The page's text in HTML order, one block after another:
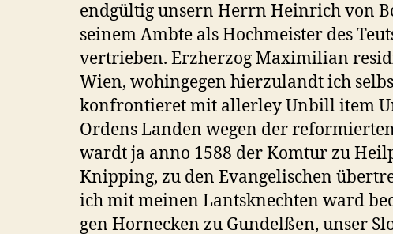
endgültig unsern Herrn Heinrich von
seinem Ambte als Hochmeister des
vertrieben. Erzherzog Maximilian
Wien, wohingegen hierzulandt ich
konfrontieret mit allerley Unbill item
Ordens Landen wegen der
wardt ja anno 1588 der Komtur zu
Knipping, zu den Evangelischen
ich mit meinen Lantsknechten ward
gen Hornecken zu Gundelßen, unser